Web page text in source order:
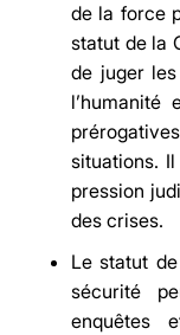
de la force
statut de la
de juger
situations.
pression
des crises.
Le statut
sécurité
enquêtes